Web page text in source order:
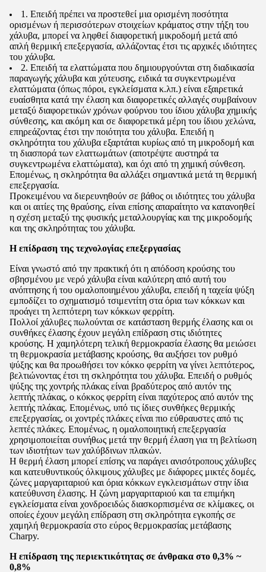
1. Επειδή πρέπει να προστεθεί μια ορισμένη ποσότητα
ορισμένων ή περισσότερων στοιχείων κράματος στην τήξη του
χάλυβα, μπορεί να ληφθεί διαφορετική μικροδομή μετά από
απλή θερμική επεξεργασία, αλλάζοντας έτσι τις αρχικές ιδιότητες
του χάλυβα.
2. Επειδή τα ελαττώματα που δημιουργούνται στη διαδικασία
παραγωγής χάλυβα και χύτευσης, ειδικά τα συγκεντρωμένα
ελαττώματα (όπως πόροι, εγκλείσματα κ.λπ.) είναι εξαιρετικά
ευαίσθητα κατά την έλαση και διαφορετικές αλλαγές συμβαίνουν
μεταξύ διαφορετικών χρόνων φούρνου του ίδιου χάλυβα χημικής
σύνθεσης, και ακόμη και σε διαφορετικά μέρη του ίδιου χελώνα,
επηρεάζοντας έτσι την ποιότητα του χάλυβα. Επειδή η
σκληρότητα του χάλυβα εξαρτάται κυρίως από τη μικροδομή και
τη διασπορά των ελαττωμάτων (αποτρέψτε αυστηρά τα
συγκεντρωμένα ελαττώματα), και όχι από τη χημική σύνθεση.
Επομένως, η σκληρότητα θα αλλάξει σημαντικά μετά τη θερμική
επεξεργασία.
Προκειμένου να διερευνηθούν σε βάθος οι ιδιότητες του χάλυβα
και οι αιτίες της θραύσης, είναι επίσης απαραίτητο να κατανοηθεί
η σχέση μεταξύ της φυσικής μεταλλουργίας και της μικροδομής
και της σκληρότητας του χάλυβα.
Η επίδραση της τεχνολογίας επεξεργασίας
Είναι γνωστό από την πρακτική ότι η απόδοση κρούσης του
σβησμένου με νερό χάλυβα είναι καλύτερη από αυτή του
ανόπτησης ή του ομαλοποιημένου χάλυβα, επειδή η ταχεία ψύξη
εμποδίζει το σχηματισμό τσιμεντίτη στα όρια των κόκκων και
προάγει τη λεπτότερη των κόκκων φερρίτη.
Πολλοί χάλυβες πωλούνται σε κατάσταση θερμής έλασης και οι
συνθήκες έλασης έχουν μεγάλη επίδραση στις ιδιότητες
κρούσης. Η χαμηλότερη τελική θερμοκρασία έλασης θα μειώσει
τη θερμοκρασία μετάβασης κρούσης, θα αυξήσει τον ρυθμό
ψύξης και θα προωθήσει τον κόκκο φερρίτη να γίνει λεπτότερος,
βελτιώνοντας έτσι τη σκληρότητα του χάλυβα. Επειδή ο ρυθμός
ψύξης της χοντρής πλάκας είναι βραδύτερος από αυτόν της
λεπτής πλάκας, ο κόκκος φερρίτη είναι παχύτερος από αυτόν της
λεπτής πλάκας. Επομένως, υπό τις ίδιες συνθήκες θερμικής
επεξεργασίας, οι χοντρές πλάκες είναι πιο εύθραυστες από τις
λεπτές πλάκες. Επομένως, η ομαλοποιητική επεξεργασία
χρησιμοποιείται συνήθως μετά την θερμή έλαση για τη βελτίωση
των ιδιοτήτων των χαλύβδινων πλακών.
Η θερμή έλαση μπορεί επίσης να παράγει ανισότροπους χάλυβες
και κατευθυντικούς όλκιμους χάλυβες με διάφορες μικτές δομές,
ζώνες μαργαριταριού και όρια κόκκων εγκλεισμάτων στην ίδια
κατεύθυνση έλασης. Η ζώνη μαργαριταριού και τα επιμήκη
εγκλείσματα είναι χονδροειδώς διασκορπισμένα σε κλίμακες, οι
οποίες έχουν μεγάλη επίδραση στη σκληρότητα εγκοπής σε
χαμηλή θερμοκρασία στο εύρος θερμοκρασίας μετάβασης
Charpy.
Η επίδραση της περιεκτικότητας σε άνθρακα στο 0,3% ~
0,8%